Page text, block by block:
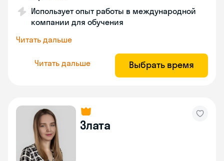
Использует опыт работы в международной
компании для обучения
Читать дальше
Читать дальше Выбрать время
Злата